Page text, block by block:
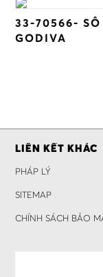
33-70566- SÔ
GODIVA
LIÊN KẾT KHÁC
PHÁP LÝ
SITEMAP
CHÍNH SÁCH BẢO